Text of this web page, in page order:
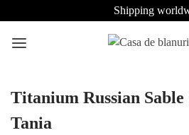
Shipping
Titanium Russian
Tania